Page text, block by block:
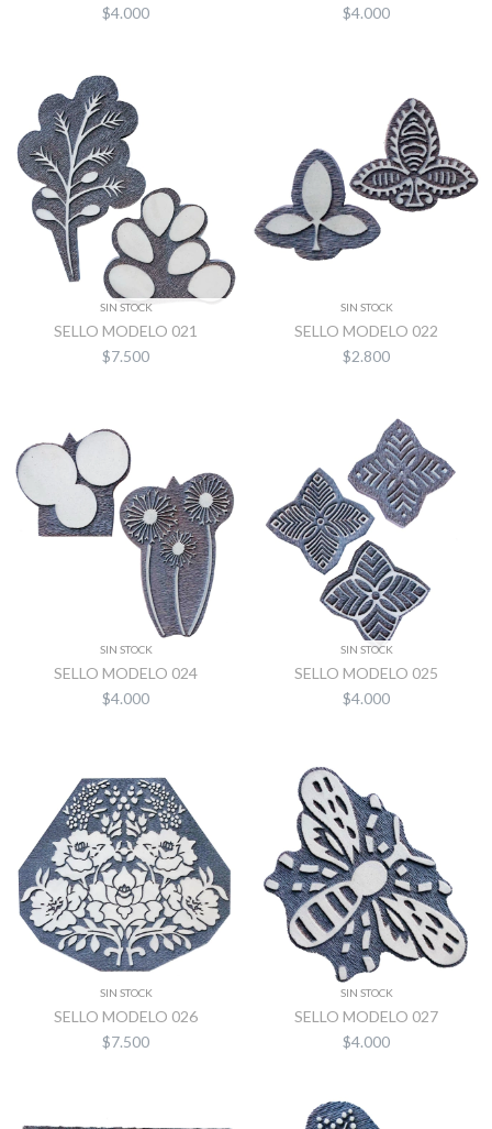
$4.000
$4.000
SIN STOCK
SELLO MODELO 021
$7.500
SIN STOCK
SELLO MODELO 022
$2.800
SIN STOCK
SELLO MODELO 024
$4.000
SIN STOCK
SELLO MODELO 025
$4.000
SIN STOCK
SELLO MODELO 026
$7.500
SIN STOCK
SELLO MODELO 027
$4.000